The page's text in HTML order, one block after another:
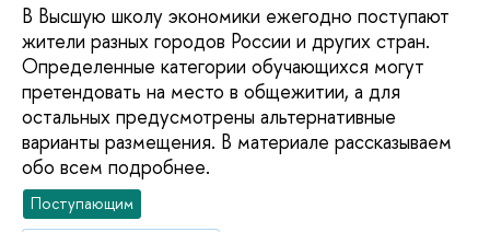
В Высшую школу экономики ежегодно поступают
жители разных городов России и других стран.
Определенные категории обучающихся могут
претендовать на место в общежитии, а для
остальных предусмотрены альтернативные
варианты размещения. В материале рассказываем
обо всем подробнее.
Поступающим